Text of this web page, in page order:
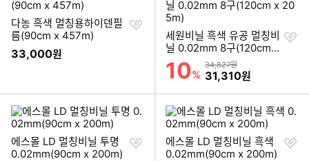
다농 흑색 멀칭용하이덴필
름(90cm x 457m)
33,000원
찜
세원비닐 흑색 유공 멀칭비
닐 0.02mm 8구(120cm x
205m)
할인률
10%
상품금액
34,827원
할인금액
31,310원
찜
에스몰 LD 멀칭비닐 투명
0.02mm(90cm x 200m)
찜
에스몰 LD 멀칭비닐 흑색
0.02mm(90cm x 200m)
찜